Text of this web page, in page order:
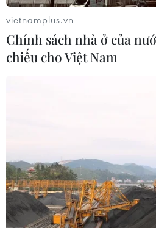
thời với tủ gỗ và tủ lavabo
07/08/2026 14:52
vietnamplus.vn
Chính sách nhà ở của
chiếu cho Việt Nam